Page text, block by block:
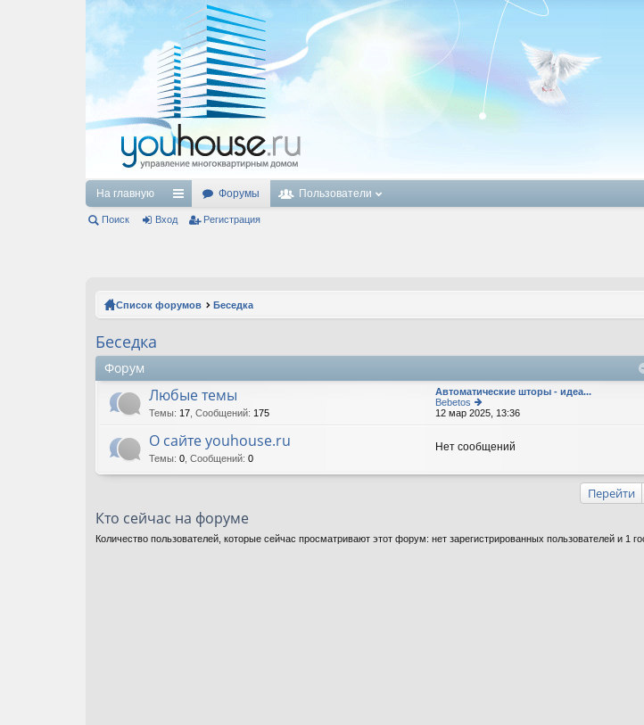
На главную
с
и
Форумы Пользователи
Поиск Вход Регистрация
Список форумов Беседка
Беседка
Форум
Любые темы
Темы: 17 Сообщений: 175
Автоматические шторы - идеа...
Bebetos
е
р
йт
п
н
12 мар 2025, 13:36
О сайте youhouse.ru
Темы: 0 Сообщений: 0
Нет сообщений
Перейти
Кто сейчас на форуме
Количество пользователей, которые сейчас просматривают этот форум: нет зарегистрированных пользователей и 1